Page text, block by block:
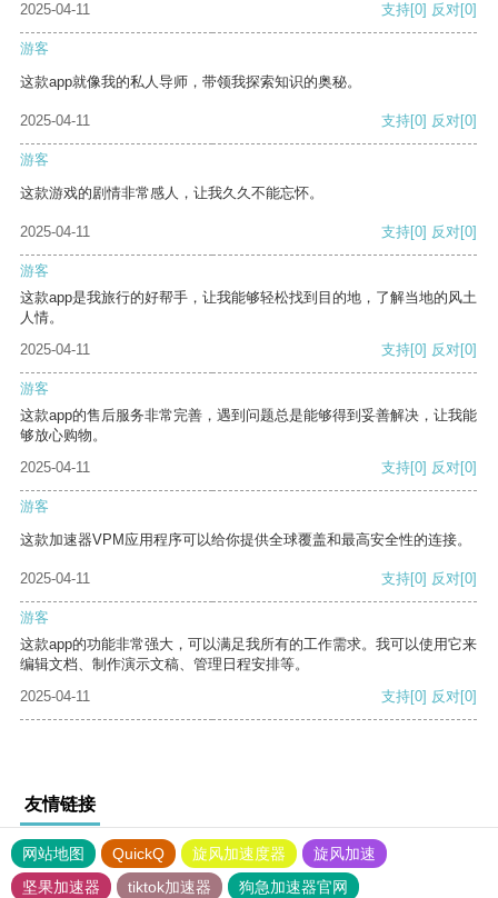
2025-04-11 支持[0] 反对[0]
游客
这款app就像我的私人导师，带领我探索知识的奥秘。
2025-04-11 支持[0] 反对[0]
游客
这款游戏的剧情非常感人，让我久久不能忘怀。
2025-04-11 支持[0] 反对[0]
游客
这款app是我旅行的好帮手，让我能够轻松找到目的地，了解当地的风土
人情。
2025-04-11
支持[0] 反对[0]
游客
这款app的售后服务非常完善，遇到问题总是能够得到妥善解决，让我能
够放心购物。
2025-04-11
支持[0] 反对[0]
游客
这款加速器VPM应用程序可以给你提供全球覆盖和最高安全性的连接。
2025-04-11 支持[0] 反对[0]
游客
这款app的功能非常强大，可以满足我所有的工作需求。我可以使用它来
编辑文档、制作演示文稿、管理日程安排等。
2025-04-11
支持[0] 反对[0]
友情链接
网站地图 QuickQ 旋风加速度器
旋风加速
坚果加速器
tiktok加速器
狗急加速器官网